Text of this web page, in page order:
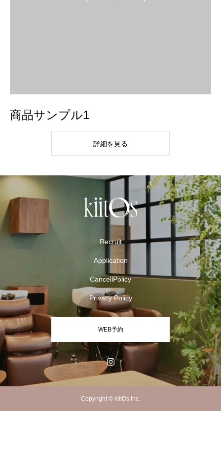
商品サンプル1
詳細を見る
Recruit
Application
CancellPolicy
Privacy Policy
WEB予約
Copyright © kiitOs Inc.